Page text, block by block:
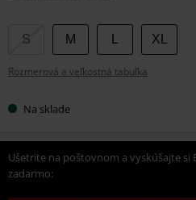
Vyberte
veľkosť
S M XL
Rozmerová a veľkostná tabuľka
Na sklade
Ušetrite na poštovnom a vyskúšajte si
zadarmo: